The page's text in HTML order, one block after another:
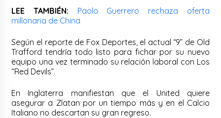
LEE TAMBIÉN:
Paolo Guerrero rechaza oferta
millonaria de China
Según el reporte de Fox Deportes, el actual “9” de Old
Trafford tendría todo listo para fichar por su nuevo
equipo una vez terminado su relación laboral con Los
“Red Devils”.
En Inglaterra manifiestan que el United quiere
asegurar a Zlatan por un tiempo más y en el Calcio
Italiano no descartan su gran regreso.